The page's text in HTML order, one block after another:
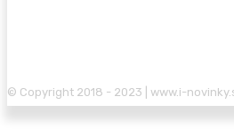
© Copyright 2018 - 2023 | www.i-